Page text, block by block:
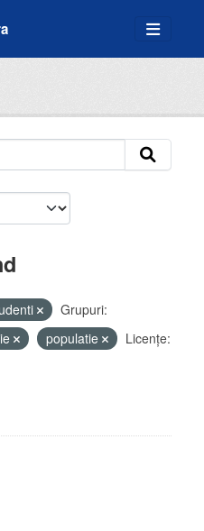
Grupuri:
populatie
Licenţe: